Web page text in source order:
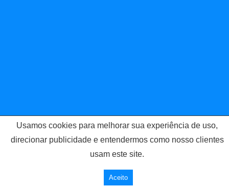
Usamos cookies para melhorar sua experiência de uso,
direcionar publicidade e entendermos como nosso clientes
usam este site.
Aceito